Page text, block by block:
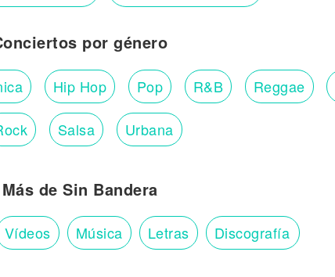
por género
Hip Hop Pop R&B Reggae
Salsa Urbana
Más de Sin Bandera
Vídeos Música Letras Discografía